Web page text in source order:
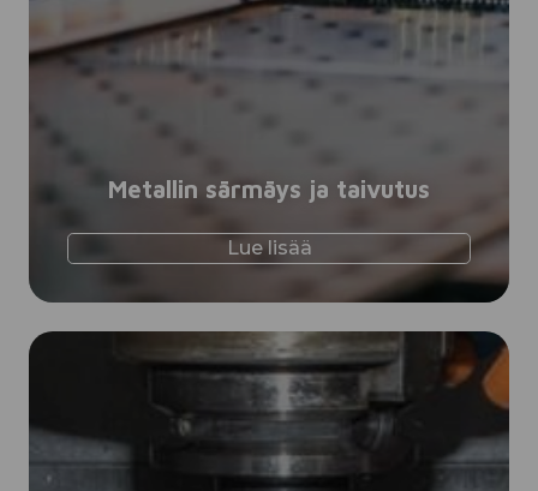
Metallin särmäys ja taivutus
Lue lisää